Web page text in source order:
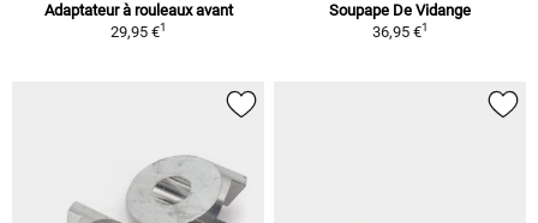
Adaptateur à rouleaux avant
29,95 €1
Soupape De Vidange
36,95 €1